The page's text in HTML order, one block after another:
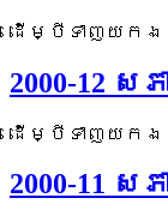
ដើម្បីទាញយកឯ
2000-12
ដើម្បីទាញយកឯ
2000-11